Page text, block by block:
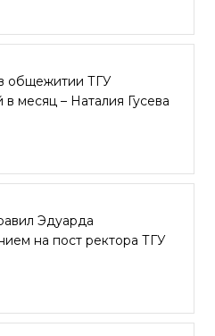
общежитии ТГУ
в месяц – Наталия Гусева
Эдуарда
на пост ректора ТГУ